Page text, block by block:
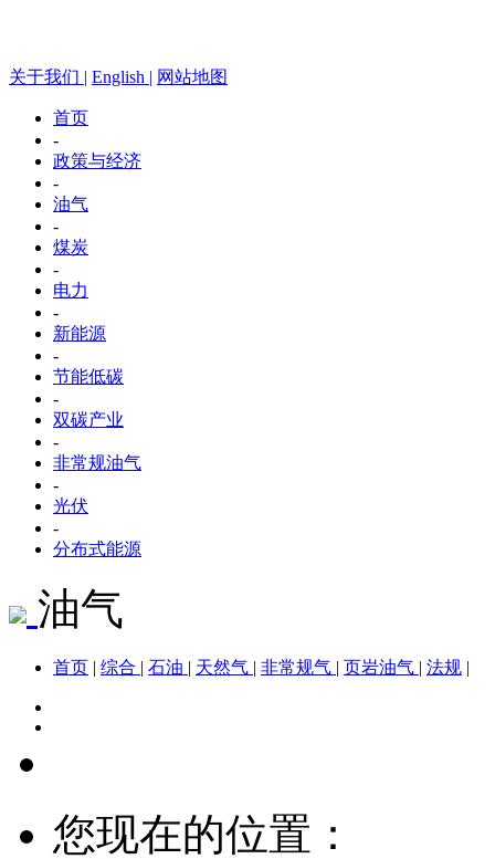
关于我们 | English | 网站地图
首页
-
政策与经济
-
油气
-
煤炭
-
电力
-
新能源
-
节能低碳
-
双碳产业
-
非常规油气
-
光伏
-
分布式能源
油气
首页 | 综合 | 石油 | 天然气 | 非常规气 | 页岩油气 | 法规 |
您现在的位置：